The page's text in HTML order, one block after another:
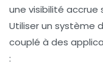
une visibilité
Utiliser un système
couplé à des
: